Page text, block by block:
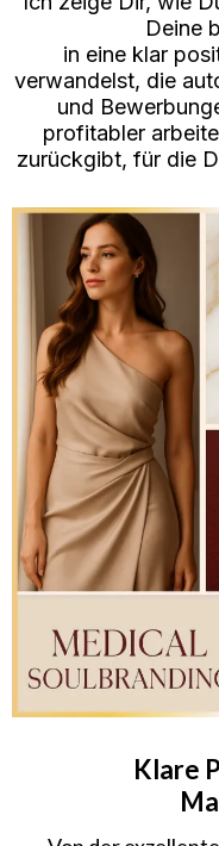
Deine
in eine klar
verwandelst, die
und
profitabler
zurückgibt, für die
Klare